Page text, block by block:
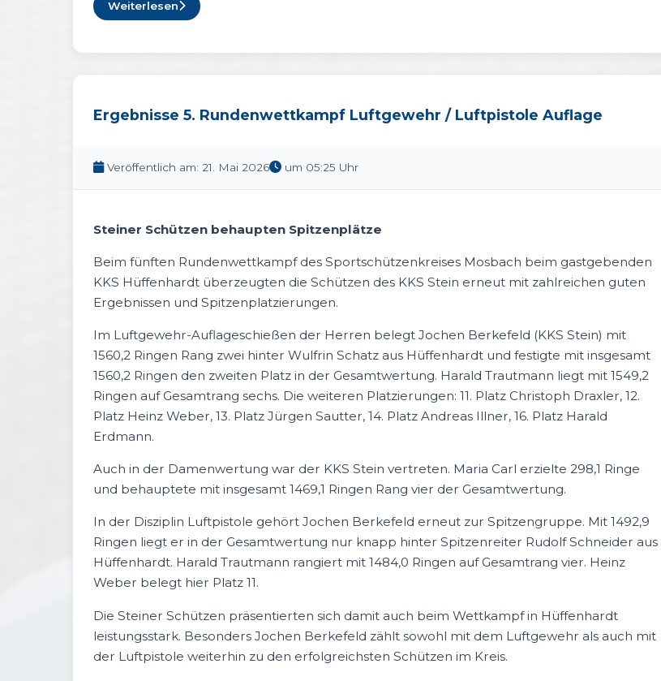
Weiterlesen
Ergebnisse 5. Rundenwettkampf Luftgewehr / Luftpistole Auflage
Veröffentlich am: 21. Mai 2026 um 05:25 Uhr
Steiner Schützen behaupten Spitzenplätze
Beim fünften Rundenwettkampf des Sportschützenkreises Mosbach beim gastgebenden
KKS Hüffenhardt überzeugten die Schützen des KKS Stein erneut mit zahlreichen guten
Ergebnissen und Spitzenplatzierungen.
Im Luftgewehr-Auflageschießen der Herren belegt Jochen Berkefeld (KKS Stein) mit
1560,2 Ringen Rang zwei hinter Wulfrin Schatz aus Hüffenhardt und festigte mit insgesamt
1560,2 Ringen den zweiten Platz in der Gesamtwertung. Harald Trautmann liegt mit 1549,2
Ringen auf Gesamtrang sechs. Die weiteren Platzierungen: 11. Platz Christoph Draxler, 12.
Platz Heinz Weber, 13. Platz Jürgen Sautter, 14. Platz Andreas Illner, 16. Platz Harald
Erdmann.
Auch in der Damenwertung war der KKS Stein vertreten. Maria Carl erzielte 298,1 Ringe
und behauptete mit insgesamt 1469,1 Ringen Rang vier der Gesamtwertung.
In der Disziplin Luftpistole gehört Jochen Berkefeld erneut zur Spitzengruppe. Mit 1492,9
Ringen liegt er in der Gesamtwertung nur knapp hinter Spitzenreiter Rudolf Schneider aus
Hüffenhardt. Harald Trautmann rangiert mit 1484,0 Ringen auf Gesamtrang vier. Heinz
Weber belegt hier Platz 11.
Die Steiner Schützen präsentierten sich damit auch beim Wettkampf in Hüffenhardt
leistungsstark. Besonders Jochen Berkefeld zählt sowohl mit dem Luftgewehr als auch mit
der Luftpistole weiterhin zu den erfolgreichsten Schützen im Kreis.